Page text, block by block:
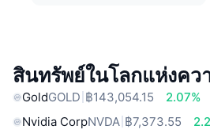
สินทรัพย์ในโลกแห่งคว
GoldGOLD ฿143,054.15
2.07%
Nvidia CorpNVDA ฿7,373.55